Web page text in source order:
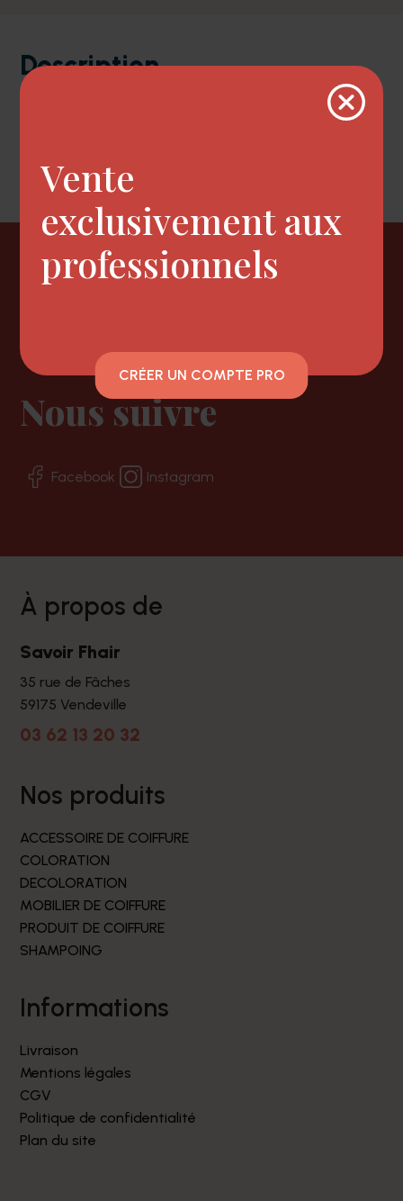
Description
Mousse renforçante pour brushing ou mise-
Newsletter
Nous suivre
Facebook Instagram
à propos de
Savoir Fhair
35 rue de Fâches
59175 Vendeville
03 62 13 20 32
nos produits
ACCESSOIRE DE COIFFURE
COLORATION
DECOLORATION
MOBILIER DE COIFFURE
PRODUIT DE COIFFURE
SHAMPOING
informations
Livraison
Mentions légales
CGV
Politique de confidentialité
Plan du site
Vente
exclusivement aux
professionnels
CRÉER UN COMPTE PRO